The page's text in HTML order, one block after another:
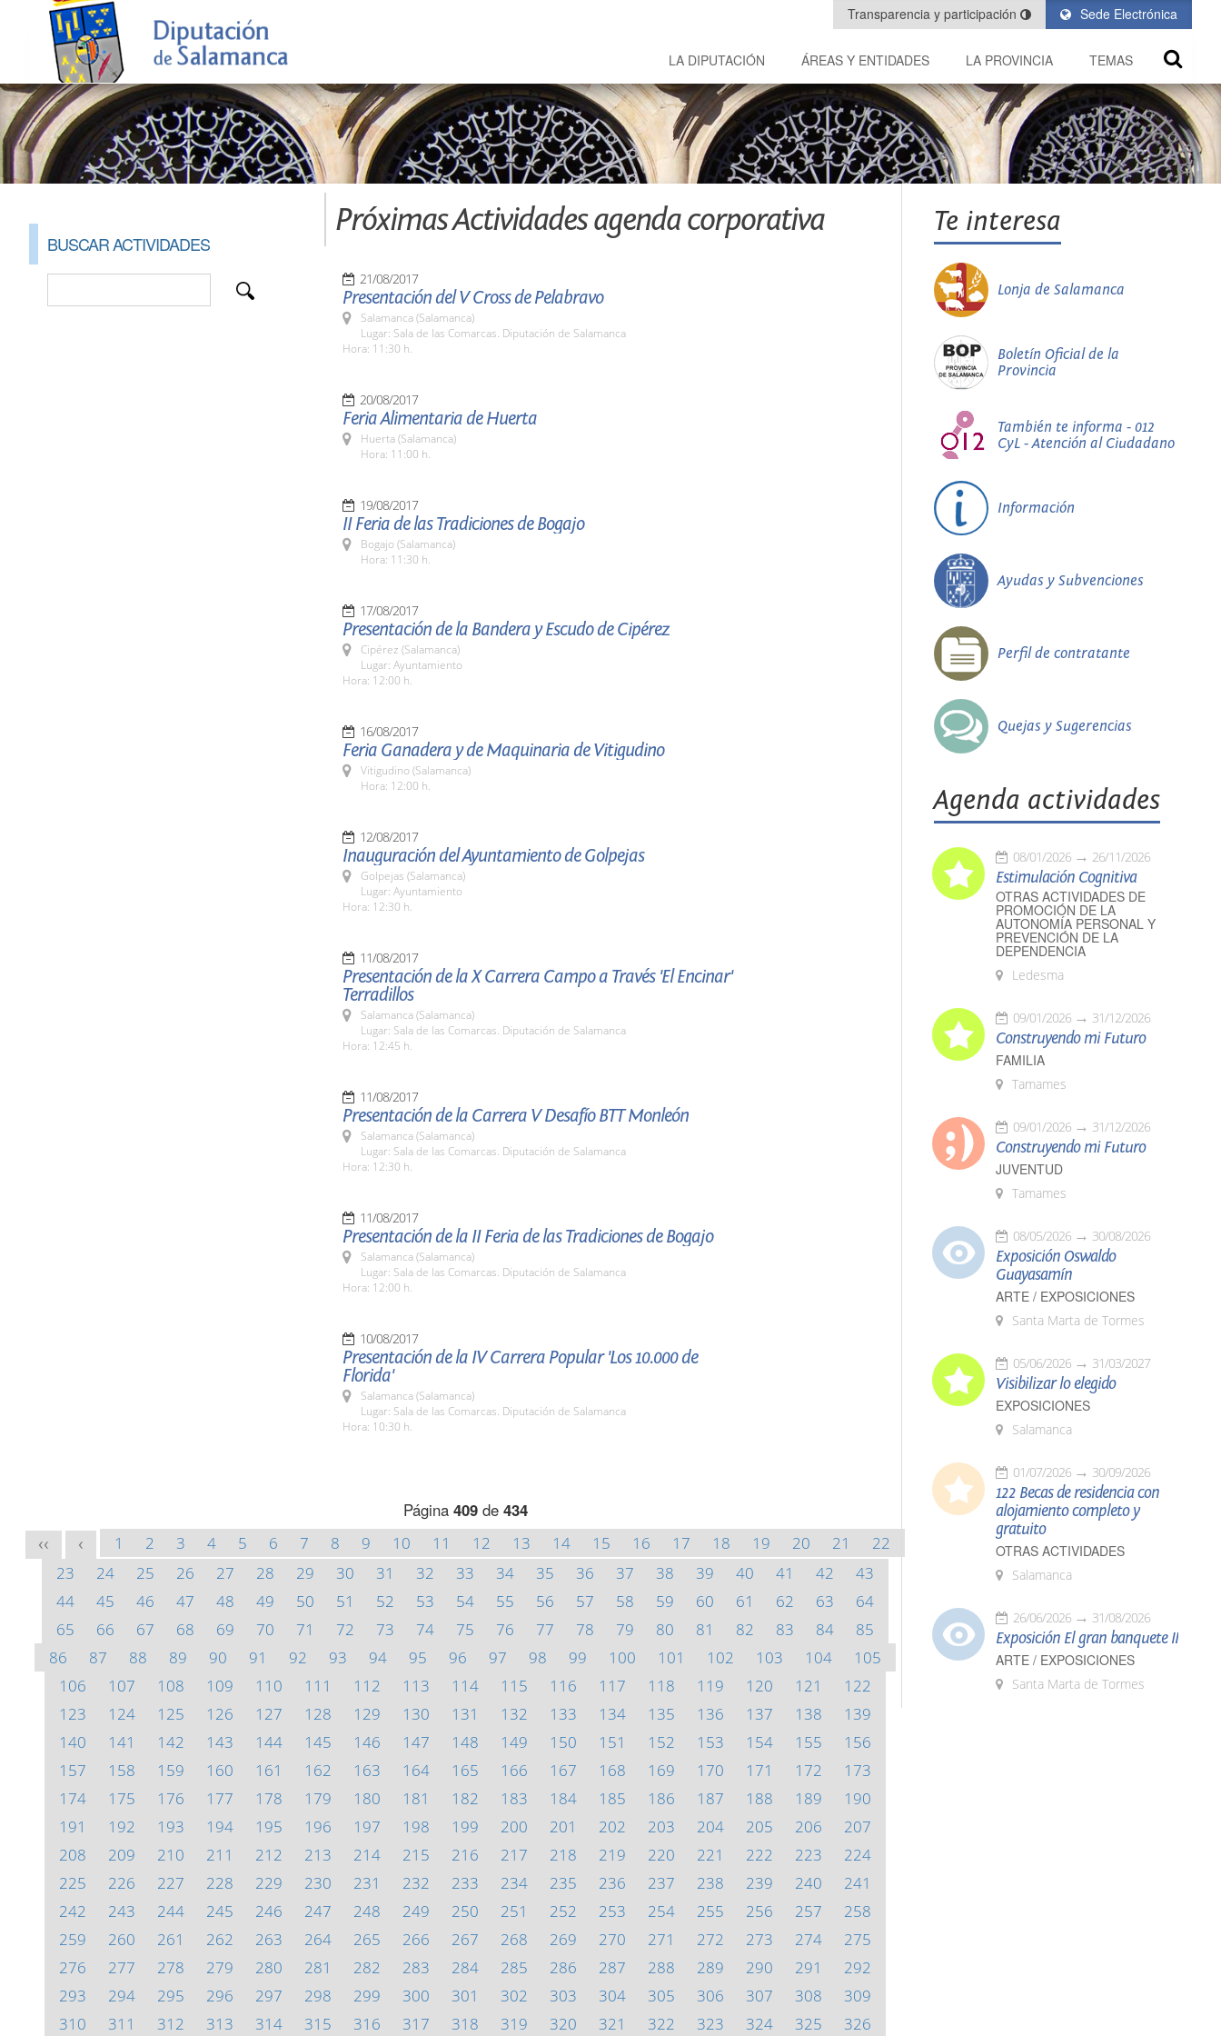
Sede Electrónica
Transparencia y participación
LA DIPUTACIÓN ÁREAS Y ENTIDADES LA PROVINCIA TEMAS
BUSCAR ACTIVIDADES
Próximas Actividades agenda corporativa
21/08/2017
Presentación del V Cross de Pelabravo
Salamanca (Salamanca)
Lugar: Sala de las Comarcas. Diputación de Salamanca
Hora: 11:30 h.
20/08/2017
Feria Alimentaria de Huerta
Huerta (Salamanca)
Hora: 11:00 h.
19/08/2017
II Feria de las Tradiciones de Bogajo
Bogajo (Salamanca)
Hora: 11:30 h.
17/08/2017
Presentación de la Bandera y Escudo de Cipérez
Cipérez (Salamanca)
Lugar: Ayuntamiento
Hora: 12:00 h.
16/08/2017
Feria Ganadera y de Maquinaria de Vitigudino
Vitigudino (Salamanca)
Hora: 12:00 h.
12/08/2017
Inauguración del Ayuntamiento de Golpejas
Golpejas (Salamanca)
Lugar: Ayuntamiento
Hora: 12:30 h.
11/08/2017
Presentación de la X Carrera Campo a Través 'El Encinar'
Terradillos
Salamanca (Salamanca)
Lugar: Sala de las Comarcas. Diputación de Salamanca
Hora: 12:45 h.
11/08/2017
Presentación de la Carrera V Desafío BTT Monleón
Salamanca (Salamanca)
Lugar: Sala de las Comarcas. Diputación de Salamanca
Hora: 12:30 h.
11/08/2017
Presentación de la II Feria de las Tradiciones de Bogajo
Salamanca (Salamanca)
Lugar: Sala de las Comarcas. Diputación de Salamanca
Hora: 12:00 h.
10/08/2017
Presentación de la IV Carrera Popular 'Los 10.000 de
Florida'
Salamanca (Salamanca)
Lugar: Sala de las Comarcas. Diputación de Salamanca
Hora: 10:30 h.
Página 409de 434
<< < 1 2 3 4 5 6 7 8 9 10 11 12 13 14 15 16 17 18 19 20 21
22
23
24 25 26 27 28 29 30 31 32 33 34 35 36 37 38 39 40 41 42
43
44
45 46 47 48 49 50 51 52 53 54 55 56 57 58 59 60 61 62 63
64
65
66 67 68 69 70 71 72 73 74 75 76 77 78 79 80 81 82 83 84
85
86
87 88 89 90 91 92 93 94 95 96 97 98 99 100 101 102 103 104
105
106
107 108 109 110 111 112 113 114 115 116 117 118 119 120 121
122
123
124 125 126 127 128 129 130 131 132 133 134 135 136 137 138
139
140
141 142 143 144 145 146 147 148 149 150 151 152 153 154 155
156
157
158 159 160 161 162 163 164 165 166 167 168 169 170 171 172
173
174
175 176 177 178 179 180 181 182 183 184 185 186 187 188 189
190
191
192 193 194 195 196 197 198 199 200 201 202 203 204 205 206
207
208
209 210 211 212 213 214 215 216 217 218 219 220 221 222 223
224
225
226 227 228 229 230 231 232 233 234 235 236 237 238 239 240
241
242
243 244 245 246 247 248 249 250 251 252 253 254 255 256 257
258
259
260 261 262 263 264 265 266 267 268 269 270 271 272 273 274
275
276
277 278 279 280 281 282 283 284 285 286 287 288 289 290 291
292
293
294 295 296 297 298 299 300 301 302 303 304 305 306 307 308
309
310
311 312 313 314 315 316 317 318 319 320 321 322 323 324 325 326
Te interesa
Lonja de Salamanca
Boletín Oficial de la
Provincia
También te informa - 012
CyL - Atención al Ciudadano
Información
Ayudas y Subvenciones
Perfil de contratante
Quejas y Sugerencias
Agenda actividades
08/01/2026 26/11/2026
Estimulación Cognitiva
OTRAS ACTIVIDADES DE
PROMOCIÓN DE LA
AUTONOMÍA PERSONAL Y
PREVENCIÓN DE LA
DEPENDENCIA
Ledesma
09/01/2026 31/12/2026
Construyendo mi Futuro
FAMILIA
Tamames
09/01/2026 31/12/2026
Construyendo mi Futuro
JUVENTUD
Tamames
08/05/2026 30/08/2026
Exposición Oswaldo
Guayasamín
ARTE / EXPOSICIONES
Santa Marta de Tormes
05/06/2026 31/03/2027
Visibilizar lo elegido
EXPOSICIONES
Salamanca
01/07/2026 30/09/2026
122 Becas de residencia con
alojamiento completo y
gratuito
OTRAS ACTIVIDADES
Salamanca
26/06/2026 31/08/2026
Exposición El gran banquete II
ARTE / EXPOSICIONES
Santa Marta de Tormes